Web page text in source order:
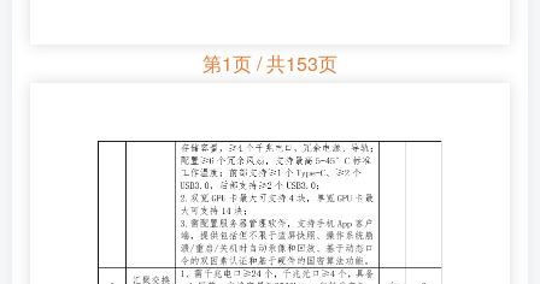
第1页 / 共153页